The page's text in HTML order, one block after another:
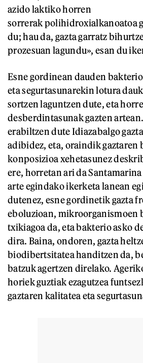
azido laktiko horren
sorrerak polihidroxialkanoatoa
du; hau da, gazta garratz
prozesuan lagundu», esan du
Esne gordinean dauden
eta segurtasunarekin lotura
sortzen laguntzen dute, eta
desberdintasunak gazten
erabiltzen dute Idiazabalgo
adibidez, eta, oraindik gaztaren
konposizioa xehetasunez
ere, horretan ari da
arte egindako ikerketa lanean
dutenez, esne gordinetik gazta
eboluzioan, mikroorganismoen
txikiagoa da, eta bakterio asko
dira. Baina, ondoren, gazta
biodibertsitatea handitzen da,
batzuk agertzen direlako.
horiek guztiak ezagutzea
gaztaren kalitatea eta